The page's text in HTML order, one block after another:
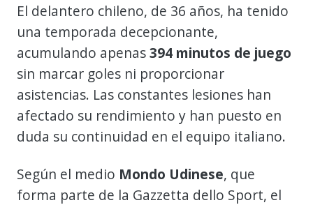
El delantero chileno, de 36 años, ha tenido
una temporada decepcionante,
acumulando apenas394 minutos de juego
sin marcar goles ni proporcionar
asistencias. Las constantes lesiones han
afectado su rendimiento y han puesto en
duda su continuidad en el equipo italiano.
Según el medio Mondo Udinese, que
forma parte de la Gazzetta dello Sport, el